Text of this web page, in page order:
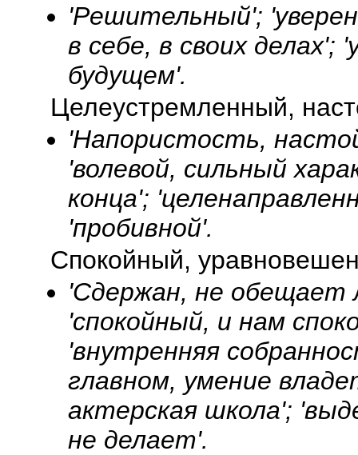
'Решительный';
в себе, в своих делах';
будущем'.
Целеустремленный,
'Напористость,
'волевой, сильный
конца';
'пробивной'.
Спокойный,
'Сдержан, не обещает
'спокойный, и нам
'внутренняя
главном, умение
актерская школа';
не делает'.